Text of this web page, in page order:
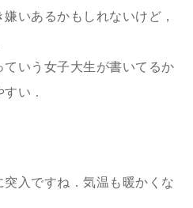
いあるかもしれないけど，
ていう女子大生が書いてるか
い．
入ですね．気温も暖かくな